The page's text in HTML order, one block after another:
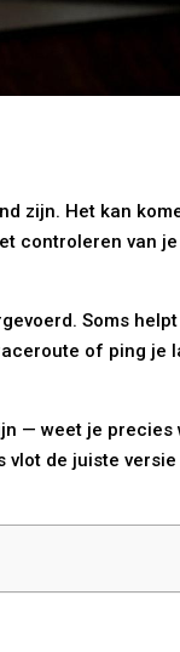
zijn. Het kan
controleren van je
Soms
of ping je
— weet je precies
de juiste versie